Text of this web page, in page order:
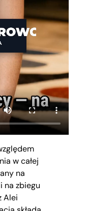
w całej
na
na zbiegu
Alei